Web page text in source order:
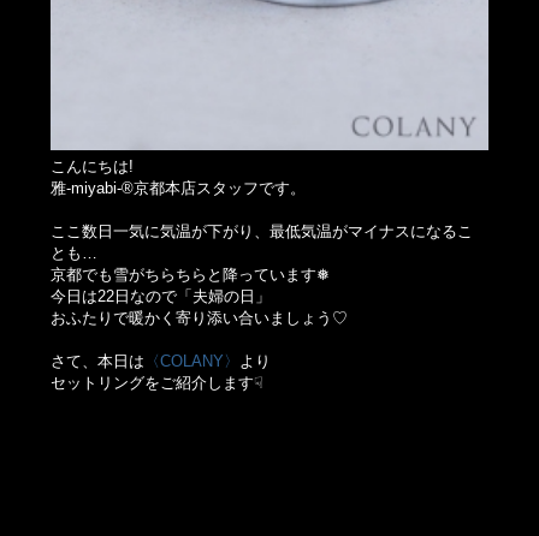
こんにちは!
雅-miyabi-®京都本店スタッフです。
ここ数日一気に気温が下がり、最低気温がマイナスになるこ
とも…
京都でも雪がちらちらと降っています❅
今日は22日なので「夫婦の日」
おふたりで暖かく寄り添い合いましょう♡
さて、本日は 〈COLANY〉
より
セットリングをご紹介します☟